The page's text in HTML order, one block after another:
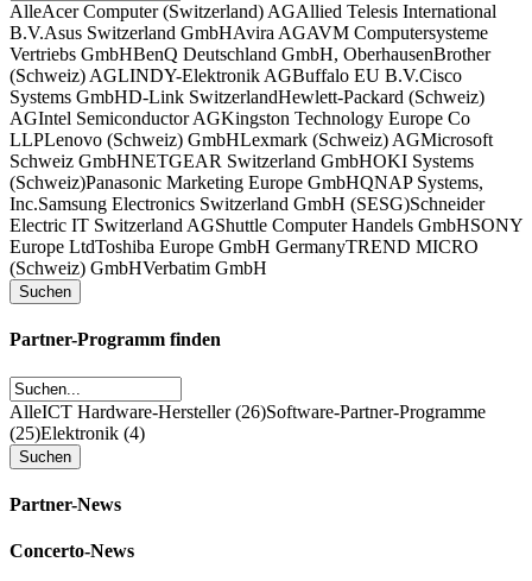
AlleAcer Computer (Switzerland) AGAllied Telesis International
B.V.Asus Switzerland GmbHAvira AGAVM Computersysteme
Vertriebs GmbHBenQ Deutschland GmbH, OberhausenBrother
(Schweiz) AGLINDY-Elektronik AGBuffalo EU B.V.Cisco
Systems GmbHD-Link SwitzerlandHewlett-Packard (Schweiz)
AGIntel Semiconductor AGKingston Technology Europe Co
LLPLenovo (Schweiz) GmbHLexmark (Schweiz) AGMicrosoft
Schweiz GmbHNETGEAR Switzerland GmbHOKI Systems
(Schweiz)Panasonic Marketing Europe GmbHQNAP Systems,
Inc.Samsung Electronics Switzerland GmbH (SESG)Schneider
Electric IT Switzerland AGShuttle Computer Handels GmbHSONY
Europe LtdToshiba Europe GmbH GermanyTREND MICRO
(Schweiz) GmbHVerbatim GmbH
Partner-Programm finden
AlleICT Hardware-Hersteller (26)Software-Partner-Programme
(25)Elektronik (4)
Partner-News
Concerto-News